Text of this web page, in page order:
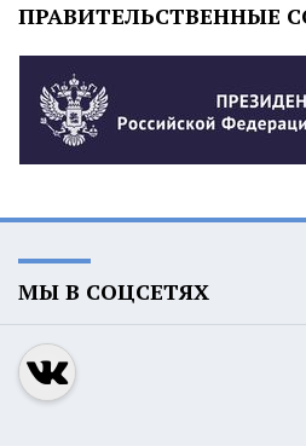
ПРАВИТЕЛЬСТВЕННЫЕ
МЫ В СОЦСЕТЯХ